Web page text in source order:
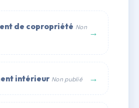
de copropriété Non →
intérieur Non publié →